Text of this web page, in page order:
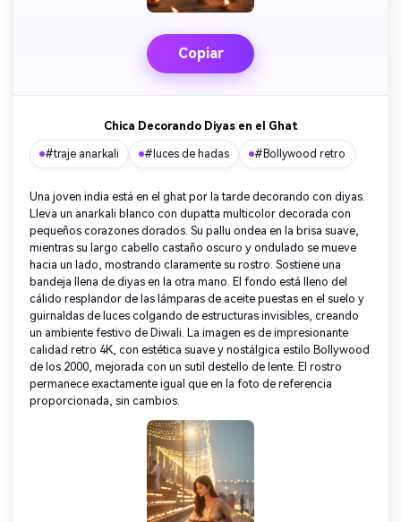
Copiar
Chica Decorando Diyas en el Ghat
#traje anarkali #luces de hadas #Bollywood retro
Una joven india está en el ghat por la tarde decorando con diyas.
Lleva un anarkali blanco con dupatta multicolor decorada con
pequeños corazones dorados. Su pallu ondea en la brisa suave,
mientras su largo cabello castaño oscuro y ondulado se mueve
hacia un lado, mostrando claramente su rostro. Sostiene una
bandeja llena de diyas en la otra mano. El fondo está lleno del
cálido resplandor de las lámparas de aceite puestas en el suelo y
guirnaldas de luces colgando de estructuras invisibles, creando
un ambiente festivo de Diwali. La imagen es de impresionante
calidad retro 4K, con estética suave y nostálgica estilo Bollywood
de los 2000, mejorada con un sutil destello de lente. El rostro
permanece exactamente igual que en la foto de referencia
proporcionada, sin cambios.